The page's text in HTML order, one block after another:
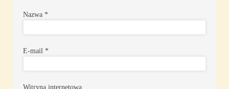
Nazwa *
E-mail *
Witryna internetowa